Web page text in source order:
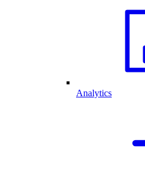
Analytics